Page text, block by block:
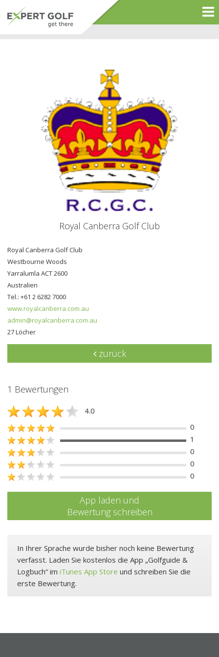
Royal Canberra Golf Club
Royal Canberra Golf Club
Westbourne Woods
Yarralumla ACT 2600
Australien
Tel.: +61 2 6282 7000
www.royalcanberra.com.au
admin@royalcanberra.com.au
27 Löcher
zurück
1 Bewertungen
4.0
0
1
0
0
0
App laden und
Bewertung schreiben
In Ihrer Sprache wurde bisher noch keine Bewertung
verfasst. Laden Sie kostenlos die App „Golfguide &
Logbuch“ im iTunes App Store und schreiben Sie die
erste Bewertung.